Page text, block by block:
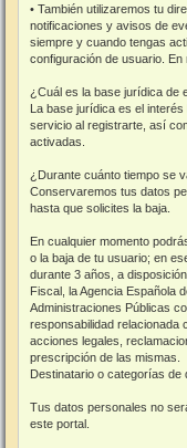
• También utilizaremos tu
notificaciones y avisos de
siempre y cuando tengas
configuración de usuario.
¿Cuál es la base jurídica de
La base jurídica es el
servicio al registrarte, así
activadas.
¿Durante cuánto tiempo se
Conservaremos tus datos
hasta que solicites la baja.
En cualquier momento
o la baja de tu usuario; en
durante 3 años, a
Fiscal, la Agencia Española
Administraciones Públicas
responsabilidad relacionada
acciones legales,
prescripción de las mismas.
Destinatario o categorías de
Tus datos personales no
este portal.